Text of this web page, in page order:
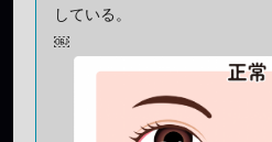
している。
￼